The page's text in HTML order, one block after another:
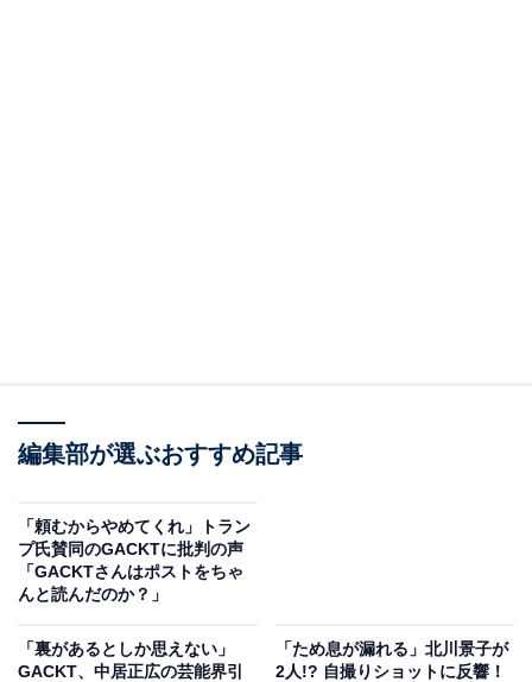
編集部が選ぶおすすめ記事
「頼むからやめてくれ」トラン
プ氏賛同のGACKTに批判の声
「GACKTさんはポストをちゃ
んと読んだのか？」
「裏があるとしか思えない」
GACKT、中居正広の芸能界引
「ため息が漏れる」北川景子が
2人!? 自撮りショットに反響！